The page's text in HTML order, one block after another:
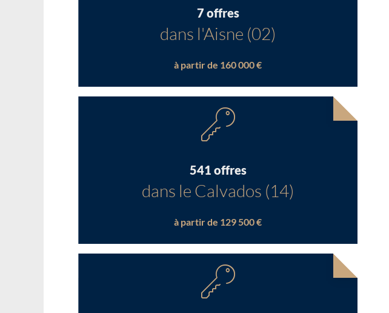
7 offres
dans l'Aisne (02)
à partir de 160 000 €
541 offres
dans le Calvados (14)
à partir de 129 500 €